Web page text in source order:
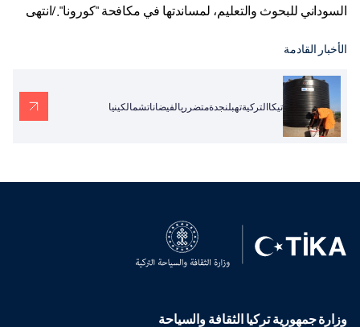
السوداني للبحوث والتعليم، لمساندتها في مكافحة "كورونا"./انتهى
الأخبار القادمة
تيكاالتركيةتهبلنجدةمتضرريالفيضاناتشمالكينيا
وزارة جمهورية تركيا الثقافة والسياحة